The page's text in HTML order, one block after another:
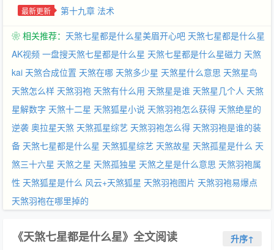
最新更新 第十九章 法术
❀ 相关推荐： 天煞七星都是什么星美眉开心吧 天煞七星都是什么星
AK视频 一盘搜天煞七星都是什么星 天煞七星都是什么星磁力 天煞
kai 天煞合成位置 天煞在哪 天煞多少星 天煞星什么意思 天煞星鸟
天煞怎么样 天煞羽袍 天煞有什么用 天煞星是谁 天煞星几个人 天煞
星解数字 天煞十二星 天煞狐星小说 天煞羽袍怎么获得 天煞绝星的
逆袭 奥拉星天煞 天煞孤星综艺 天煞羽袍怎么得 天煞羽袍是谁的装
备 天煞七星都是什么星 天煞狐星综艺 天煞故星 天煞孤星是什么 天
煞三十六星 天煞之星 天煞孤独星 天煞之星是什么意思 天煞羽袍属
性 天煞狐星是什么 风云+天煞狐星 天煞羽袍图片 天煞羽袍易爆点
天煞羽袍在哪里掉的
《天煞七星都是什么星》全文阅读 升序↑